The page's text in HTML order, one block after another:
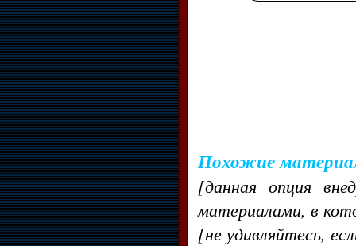
Похожие
[данная опция
материалами, в
[не удивляйтесь,